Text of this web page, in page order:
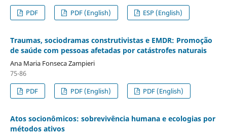
PDF
PDF (English) ESP (English)
Traumas, sociodramas construtivistas e EMDR: Promoção
de saúde com pessoas afetadas por catástrofes naturais
Ana Maria Fonseca Zampieri
75-86
PDF
PDF (English) PDF (English)
Atos socionômicos: sobrevivência humana e ecologias por
métodos ativos